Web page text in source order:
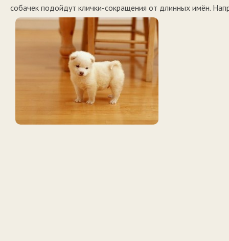
собачек подойдут клички-сокращения от длинных имён.